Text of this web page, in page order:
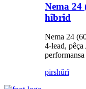
Nema 24
hîbrîd
Nema 24
4-lead,
pirshûrî